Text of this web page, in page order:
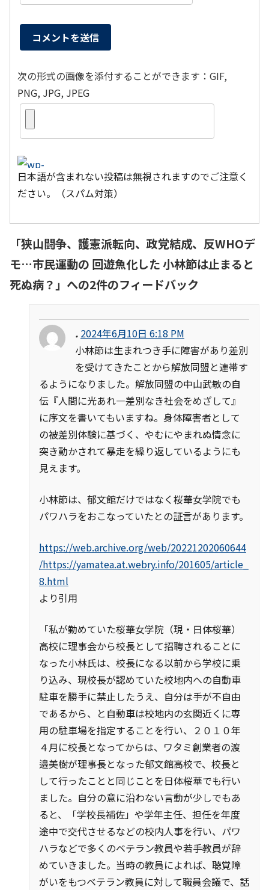
次の形式の画像を添付することができます：GIF,
PNG, JPG, JPEG
日本語が含まれない投稿は無視されますのでご注意く
ださい。（スパム対策）
「狭山闘争、護憲派転向、政党結成、反WHOデ
モ…市民運動の 回遊魚化した 小林節は止まると
死ぬ病？ 」への2件のフィードバック
. 2024年6月10日 6:18 PM
小林節は生まれつき手に障害があり差別
を受けてきたことから解放同盟と連帯す
るようになりました。解放同盟の中山武敏の自
伝『人間に光あれ―差別なき社会をめざして』
に序文を書いてもいますね。身体障害者として
の被差別体験に基づく、やむにやまれぬ情念に
突き動かされて暴走を繰り返しているようにも
見えます。
小林節は、郁文館だけではなく桜華女学院でも
パワハラをおこなっていたとの証言があります。
https://web.archive.org/web/20221202060644
/https://yamatea.at.webry.info/201605/article_
8.html
より引用
「私が勤めていた桜華女学院（現・日体桜華）
高校に理事会から校長として招聘されることに
なった小林氏は、校長になる以前から学校に乗
り込み、現校長が認めていた校地内への自動車
駐車を勝手に禁止したうえ、自分は手が不自由
であるから、と自動車は校地内の玄関近くに専
用の駐車場を指定することを行い、２０１０年
４月に校長となってからは、ワタミ創業者の渡
邉美樹が理事長となった郁文館高校で、校長と
して行ったことと同じことを日体桜華でも行い
ました。自分の意に沿わない言動が少しでもあ
ると、「学校長補佐」や学年主任、担任を年度
途中で交代させるなどの校内人事を行い、パワ
ハラなどで多くのベテラン教員や若手教員が辞
めていきました。当時の教員によれば、聴覚障
がいをもつベテラン教員に対して職員会議で、話